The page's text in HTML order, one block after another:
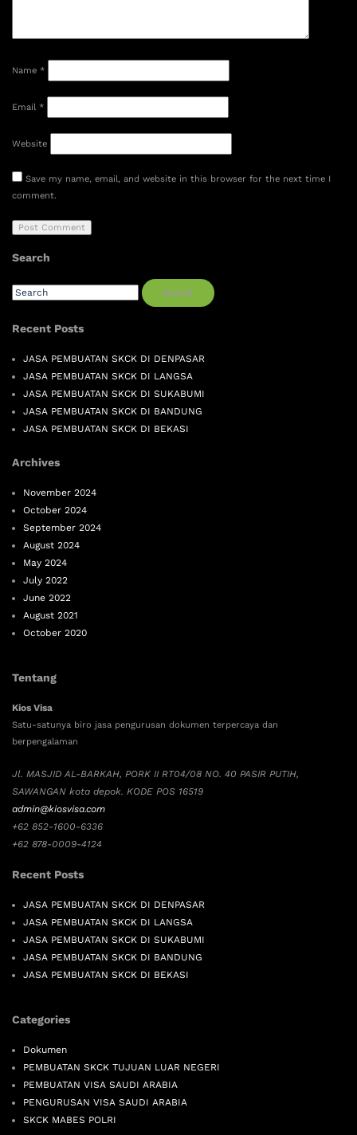
Name *
Email *
Website
Save my name, email, and website in this browser for the next time I
comment.
Search
Search
Recent Posts
JASA PEMBUATAN SKCK DI DENPASAR
JASA PEMBUATAN SKCK DI LANGSA
JASA PEMBUATAN SKCK DI SUKABUMI
JASA PEMBUATAN SKCK DI BANDUNG
JASA PEMBUATAN SKCK DI BEKASI
Archives
November 2024
October 2024
September 2024
August 2024
May 2024
July 2022
June 2022
August 2021
October 2020
Tentang
Kios Visa
Satu-satunya biro jasa pengurusan dokumen terpercaya dan
berpengalaman
Jl. MASJID AL-BARKAH, PORK II RT04/08 NO. 40 PASIR PUTIH,
SAWANGAN kota depok. KODE POS 16519
admin@kiosvisa.com
+62 852-1600-6336
+62 878-0009-4124
Recent Posts
JASA PEMBUATAN SKCK DI DENPASAR
JASA PEMBUATAN SKCK DI LANGSA
JASA PEMBUATAN SKCK DI SUKABUMI
JASA PEMBUATAN SKCK DI BANDUNG
JASA PEMBUATAN SKCK DI BEKASI
Categories
Dokumen
PEMBUATAN SKCK TUJUAN LUAR NEGERI
PEMBUATAN VISA SAUDI ARABIA
PENGURUSAN VISA SAUDI ARABIA
SKCK MABES POLRI